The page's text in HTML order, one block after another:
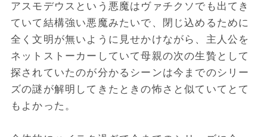
アスモデウスという悪魔はヴァチクソでも出てき
ていて結構強い悪魔みたいで、閉じ込めるために
全く文明が無いように見せかけながら、主人公を
ネットストーカーしていて母親の次の生贄として
探されていたのが分かるシーンは今までのシリー
ズの謎が解明してきたときの怖さと似ていてとて
もよかった。